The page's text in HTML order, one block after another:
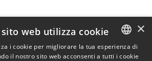
ITALIAN
×
web utilizza cookie
i cookie per migliorare la tua esperienza di
il nostro sito web acconsenti a tutti i cookie